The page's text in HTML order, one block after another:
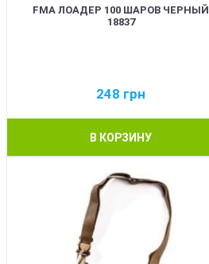
FMA ЛОАДЕР 100 ШАРОВ ЧЕРНЫЙ
18837
248 грн
В КОРЗИНУ